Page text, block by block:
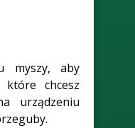
myszy, aby
które chcesz
urządzeniu